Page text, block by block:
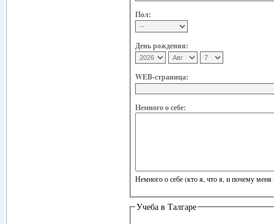
Пол:
День рождения:
WEB-страница:
Немного о себе:
Немного о себе (кто я, что я, и почему
Учеба в Талгаре